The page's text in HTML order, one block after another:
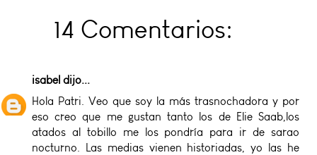
14 Comentarios:
isabel dijo...
Hola Patri. Veo que soy la más trasnochadora y por
eso creo que me gustan tanto los de Elie Saab,los
atados al tobillo me los pondría para ir de sarao
nocturno. Las medias vienen historiadas, yo las he